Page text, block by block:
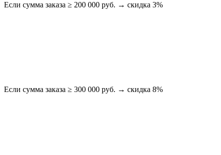
Если сумма заказа ≥ 200 000 руб. → скидка 3%
Если сумма заказа ≥ 300 000 руб. → скидка 8%